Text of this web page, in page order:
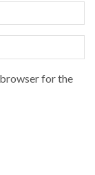
browser for the